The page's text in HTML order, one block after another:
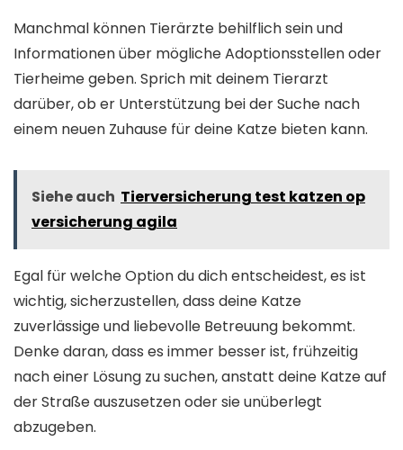
Manchmal können Tierärzte behilflich sein und
Informationen über mögliche Adoptionsstellen oder
Tierheime geben. Sprich mit deinem Tierarzt
darüber, ob er Unterstützung bei der Suche nach
einem neuen Zuhause für deine Katze bieten kann.
Siehe auch Tierversicherung test katzen op
versicherung agila
Egal für welche Option du dich entscheidest, es ist
wichtig, sicherzustellen, dass deine Katze
zuverlässige und liebevolle Betreuung bekommt.
Denke daran, dass es immer besser ist, frühzeitig
nach einer Lösung zu suchen, anstatt deine Katze auf
der Straße auszusetzen oder sie unüberlegt
abzugeben.